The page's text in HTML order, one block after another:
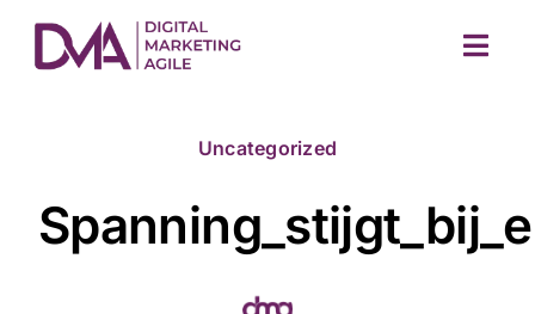
content
Uncategorized